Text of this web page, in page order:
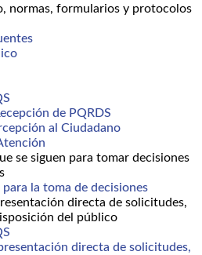
normas, formularios y protocolos
de PQRDS
al Ciudadano
se siguen para tomar decisiones
la toma de decisiones
directa de solicitudes,
del público
directa de solicitudes,